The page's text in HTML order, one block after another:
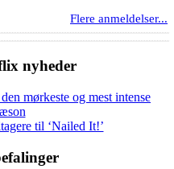
Flere anmeldelser...
nyheder
mørkeste og mest intense
til ‘Nailed It!’